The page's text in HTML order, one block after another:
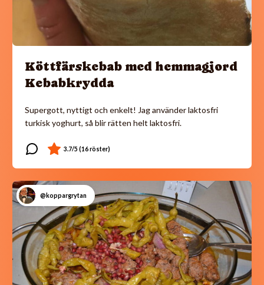
Köttfärskebab med hemmagjord
Kebabkrydda
Supergott, nyttigt och enkelt! Jag använder laktosfri
turkisk yoghurt, så blir rätten helt laktosfri.
@koppargrytan